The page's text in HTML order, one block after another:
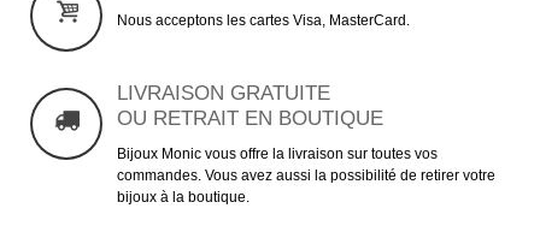
Nous acceptons les cartes Visa, MasterCard.
LIVRAISON GRATUITE
OU RETRAIT EN BOUTIQUE
Bijoux Monic vous offre la livraison sur toutes vos
commandes. Vous avez aussi la possibilité de retirer votre
bijoux à la boutique.